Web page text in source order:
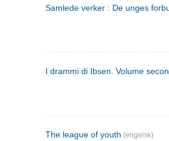
Samlede verker : De unges
I drammi di Ibsen. Volume
The league of youth (engelsk)